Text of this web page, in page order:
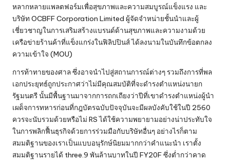
หลากหลายแพลตฟอร์มเพื่อสุขภาพและความสมบูรณ์แข็งแรง และ
บริษัท OCBFF Corporation Limited ผู้จัดจำหน่ายชั้นนำและผู้
เชี่ยวชาญในการเสริมสร้างแบรนด์ด้านสุขภาพและความงามด้วย
เครือข่ายร้านค้าที่แข็งแกร่งในฟิลิปปินส์ ได้ลงนามในบันทึกข้อตกลง
ความเข้าใจ (MOU)
การท้าทายของศาล ซึ่งอาจนำไปสู่สถานการณ์ต่างๆ รวมถึงการที่พล
เอกประยุทธ์ถูกประกาศว่าไม่มีคุณสมบัติที่จะดำรงตำแหน่งนายก
รัฐมนตรี นั้นมีพื้นฐานมาจากการถกเถียงว่าปีที่เขาดำรงตำแหน่งผู้นำ
เผด็จการทหารก่อนที่กฎบัตรฉบับปัจจุบันจะมีผลบังคับใช้ในปี 2560
ควรจะนับรวมด้วยหรือไม่ RS ได้ใช้ความพยายามอย่างน่าประทับใจ
ในการพลิกฟื้นธุรกิจด้วยการร่วมมือกับบริษัทอื่นๆ อย่างไรก็ตาม
สมมติฐานของเราเป็นแบบอนุรักษ์นิยมมากกว่าคำแนะนำ เราตั้ง
สมมติฐานรายได้ three.9 พันล้านบาทในปี FY20F ซึ่งต่ำกว่าคาด